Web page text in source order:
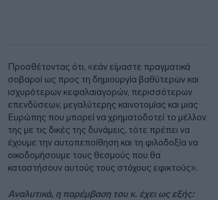
Προσθέτοντας ότι, «εάν είμαστε πραγματικά
σοβαροί ως προς τη δημιουργία βαθύτερων και
ισχυρότερων κεφαλαιαγορών, περισσότερων
επενδύσεων, μεγαλύτερης καινοτομίας και μιας
Ευρώπης που μπορεί να χρηματοδοτεί το μέλλον
της με τις δικές της δυνάμεις, τότε πρέπει να
έχουμε την αυτοπεποίθηση και τη φιλοδοξία να
οικοδομήσουμε τους θεσμούς που θα
καταστήσουν αυτούς τους στόχους εφικτούς».
Αναλυτικά, η παρέμβαση του κ. έχει ως εξής: